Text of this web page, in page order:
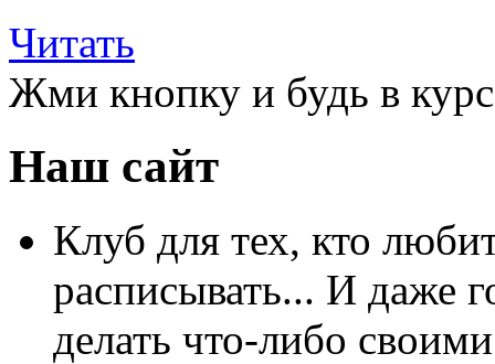
Читать
Жми кнопку и будь в
Наш сайт
Клуб для тех, кто
расписывать... И даже
делать что-либо